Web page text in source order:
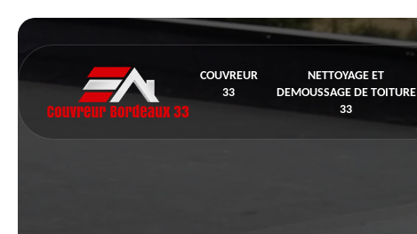
COUVREUR
33
NETTOYAGE ET
DEMOUSSAGE DE TOITURE
33